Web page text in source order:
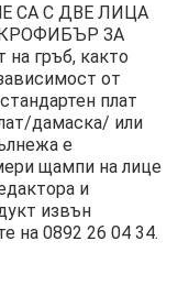
СА С ДВЕ ЛИЦА
ЗА
гръб, както
от
плат
дамаска/ или
е
щампи на лице
и
извън
на0892 26 04 34.